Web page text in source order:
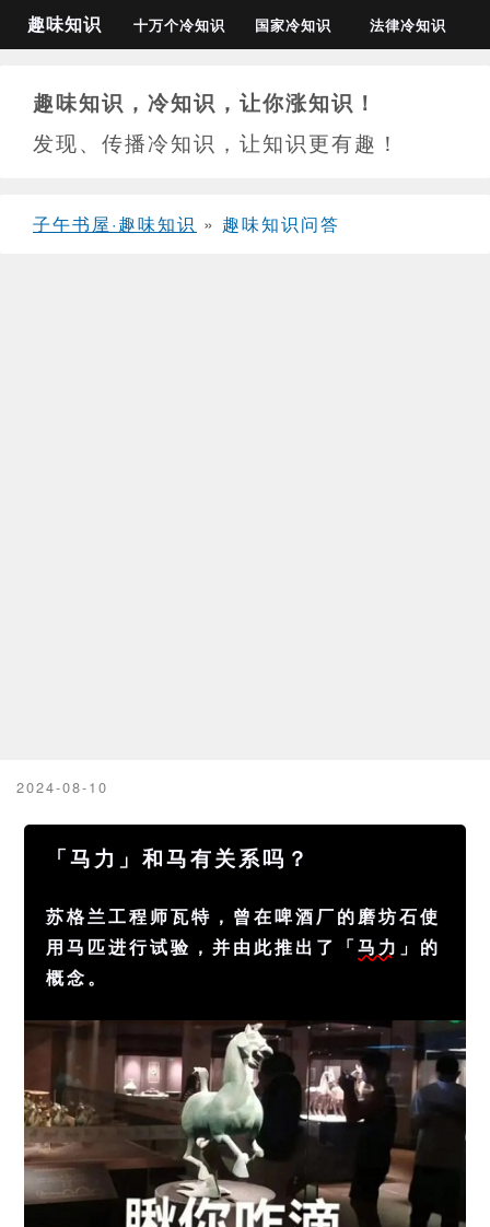
趣味知识 十万个冷知识 国家冷知识 法律冷知识
趣味知识，冷知识，让你涨知识！
发现、传播冷知识，让知识更有趣！
子午书屋·趣味知识 » 趣味知识问答
2024-08-10
「马力」和马有关系吗？
苏格兰工程师瓦特，曾在啤酒厂的磨坊石使
用马匹进行试验，并由此推出了「马力 」的
概念。